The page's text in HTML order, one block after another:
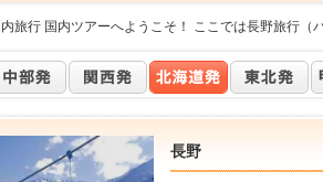
旅行 国内ツアーへようこそ！ ここでは長野旅行（
長野